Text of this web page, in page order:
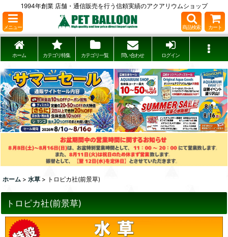
1994年創業 店舗・通信販売を行う信頼実績のアクアリウムショップ
メニュー 商品検索 カート
ホーム カテゴリ特集 カテゴリ一覧 問い合わせ ログイン
ホーム > 水草 > トロピカ社(前景草)
トロピカ社(前景草)